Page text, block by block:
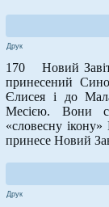
Друк
170 Новий
принесений
Єлисея і до
Месією. Вони
«словесну
принесе Новий
Друк